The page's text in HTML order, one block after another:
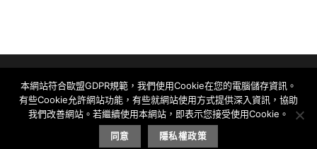
Copyright 2026 © Huapin International. All Rights
本網站符合歐盟GDPR規範，我們使用Cookie在您的電腦儲存資訊。
有些Cookie允許網站功能，有些就網站使用方式提供深入資訊，協助
我們改善網站。若繼續使用本網站，即表示您接受使用Cookie。
同意 隱私權政策